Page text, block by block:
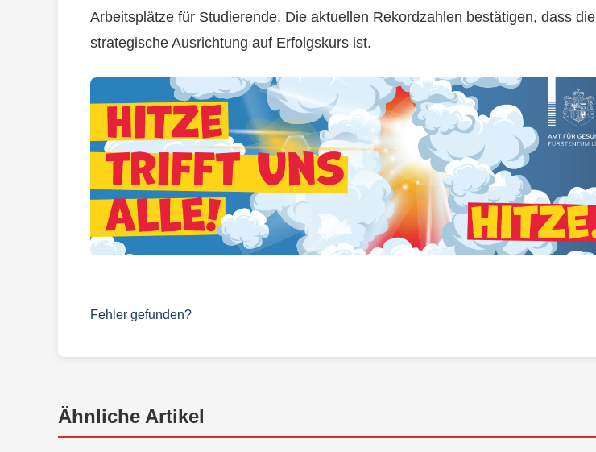
Arbeitsplätze für Studierende. Die aktuellen Rekordzahlen bestätigen, dass die
strategische Ausrichtung auf Erfolgskurs ist.
Fehler gefunden?
Ähnliche Artikel